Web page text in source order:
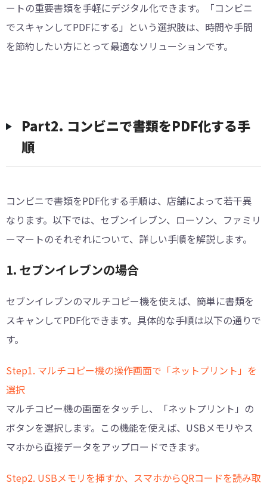
ートの重要書類を手軽にデジタル化できます。「コンビニ
でスキャンしてPDFにする」という選択肢は、時間や手間
を節約したい方にとって最適なソリューションです。
︎Part2. コンビニで書類をPDF化する手
順
コンビニで書類をPDF化する手順は、店舗によって若干異
なります。以下では、セブンイレブン、ローソン、ファミリ
ーマートのそれぞれについて、詳しい手順を解説します。
1. セブンイレブンの場合
セブンイレブンのマルチコピー機を使えば、簡単に書類を
スキャンしてPDF化できます。具体的な手順は以下の通りで
す。
Step1. マルチコピー機の操作画面で「ネットプリント」を
選択
マルチコピー機の画面をタッチし、「ネットプリント」の
ボタンを選択します。この機能を使えば、USBメモリやス
マホから直接データをアップロードできます。
Step2. USBメモリを挿すか、スマホからQRコードを読み取